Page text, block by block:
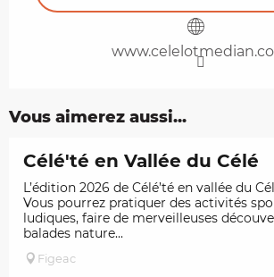
Vous aimerez aussi...
Célé'té en Vallée du Célé
L’édition 2026 de Célé’té en vallée du
Vous pourrez pratiquer des activités
ludiques, faire de merveilleuses
balades nature...
Figeac